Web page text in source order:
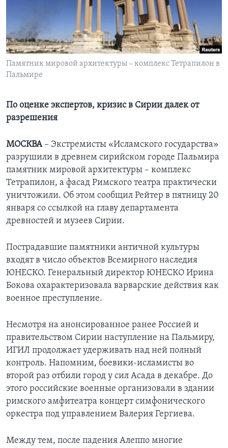
СОЦИАЛЬНЫЕ СЕТИ
Памятник мировой архитектуры – комплекс Тетрапилон в
Пальмире
По оценке экспертов, кризис в Сирии далек от
разрешения
МОСКВА– Экстремисты «Исламского государства»
разрушили в древнем сирийском городе Пальмира
памятник мировой архитектуры – комплекс
Тетрапилон, а фасад Римского театра практически
уничтожили. Об этом сообщил Рейтер в пятницу 20
января со ссылкой на главу департамента
древностей и музеев Сирии.
Пострадавшие памятники античной культуры
входят в число объектов Всемирного наследия
ЮНЕСКО. Генеральный директор ЮНЕСКО Ирина
Бокова охарактеризовала варварские действия как
военное преступление.
Несмотря на анонсированное ранее Россией и
правительством Сирии наступление на Пальмиру,
ИГИЛ продолжает удерживать над ней полный
контроль. Напомним, боевики-исламисты во
второй раз отбили город у сил Асада в декабре. До
этого российские военные организовали в здании
римского амфитеатра концерт симфонического
оркестра под управлением Валерия Гергиева.
Между тем, после падения Алеппо многие